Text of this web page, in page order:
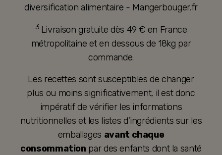
diversification alimentaire - Mangerbouger.fr
3 Livraison gratuite dès 49 € en France
métropolitaine et en dessous de 18kg par
commande.
Les recettes sont susceptibles de changer
plus ou moins significativement, il est donc
impératif de vérifier les informations
nutritionnelles et les listes d’ingrédients sur les
emballages avant chaque
consommation par des enfants dont la santé